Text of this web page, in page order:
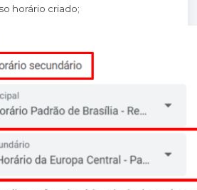
horário criado;